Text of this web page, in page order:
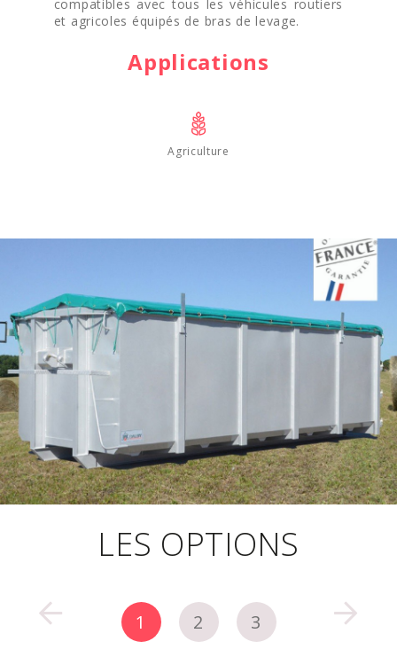
compatibles avec tous les véhicules routiers
et agricoles équipés de bras de levage.
Applications
Agriculture
LES OPTIONS
1 2 3